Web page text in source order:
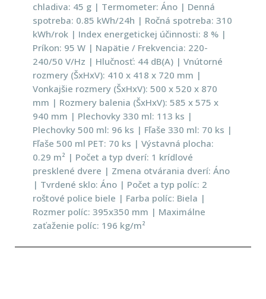
chladiva: 45 g | Termometer: Áno | Denná
spotreba: 0.85 kWh/24h | Ročná spotreba: 310
kWh/rok | Index energetickej účinnosti: 8 % |
Príkon: 95 W | Napätie / Frekvencia: 220-
240/50 V/Hz | Hlučnosť: 44 dB(A) | Vnútorné
rozmery (ŠxHxV): 410 x 418 x 720 mm |
Vonkajšie rozmery (ŠxHxV): 500 x 520 x 870
mm | Rozmery balenia (ŠxHxV): 585 x 575 x
940 mm | Plechovky 330 ml: 113 ks |
Plechovky 500 ml: 96 ks | Fľaše 330 ml: 70 ks |
Fľaše 500 ml PET: 70 ks | Výstavná plocha:
0.29 m² | Počet a typ dverí: 1 krídlové
presklené dvere | Zmena otvárania dverí: Áno
| Tvrdené sklo: Áno | Počet a typ políc: 2
roštové police biele | Farba políc: Biela |
Rozmer políc: 395x350 mm | Maximálne
zaťaženie políc: 196 kg/m²